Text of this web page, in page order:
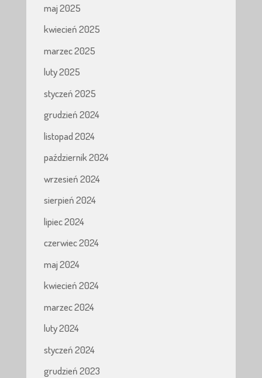
maj 2025
kwiecień 2025
marzec 2025
luty 2025
styczeń 2025
grudzień 2024
listopad 2024
październik 2024
wrzesień 2024
sierpień 2024
lipiec 2024
czerwiec 2024
maj 2024
kwiecień 2024
marzec 2024
luty 2024
styczeń 2024
grudzień 2023